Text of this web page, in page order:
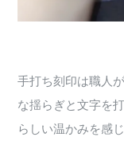
手打ち刻印は職人
な揺らぎと文字を
らしい温かみを感